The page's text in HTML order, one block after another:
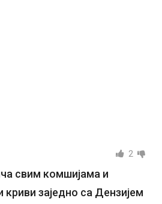
2
свим комшијама и
криви заједно са Дензијем